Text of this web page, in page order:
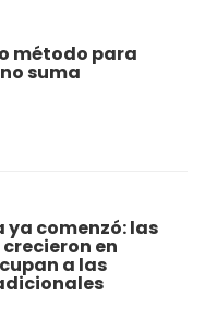
método para
suma
ya comenzó: las
en
a las